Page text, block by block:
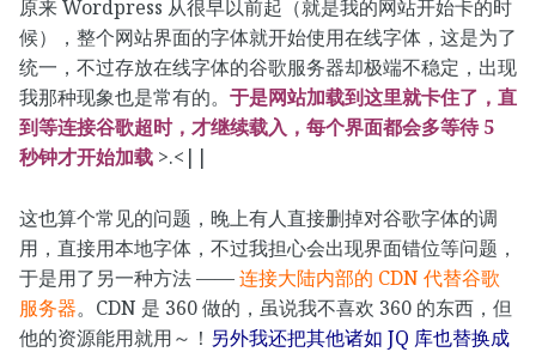
原来 Wordpress 从很早以前起（就是我的网站开始卡的时
候），整个网站界面的字体就开始使用在线字体，这是为了
统一，不过存放在线字体的谷歌服务器却极端不稳定，出现
我那种现象也是常有的。 于是网站加载到这里就卡住了，直
到等连接谷歌超时，才继续载入，每个界面都会多等待 5
秒钟才开始加载 >.<||
这也算个常见的问题，晚上有人直接删掉对谷歌字体的调
用，直接用本地字体，不过我担心会出现界面错位等问题，
于是用了另一种方法 ——连接大陆内部的 CDN 代替谷歌
服务器。CDN 是 360 做的，虽说我不喜欢 360 的东西，但
他的资源能用就用～！ 另外我还把其他诸如 JQ 库也替换成